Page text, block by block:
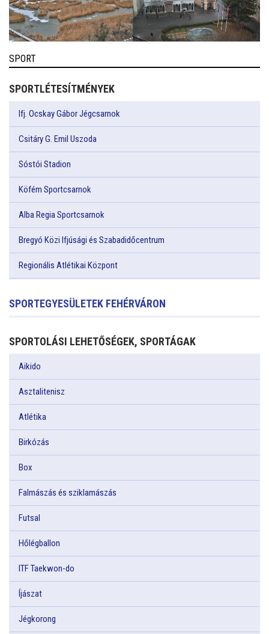
SPORT
SPORTLÉTESÍTMÉNYEK
Ifj. Ocskay Gábor Jégcsarnok
Csitáry G. Emil Uszoda
Sóstói Stadion
Köfém Sportcsarnok
Alba Regia Sportcsarnok
Bregyó Közi Ifjúsági és Szabadidőcentrum
Regionális Atlétikai Központ
SPORTEGYESÜLETEK FEHÉRVÁRON
SPORTOLÁSI LEHETŐSÉGEK, SPORTÁGAK
Aikido
Asztalitenisz
Atlétika
Birkózás
Box
Falmászás és sziklamászás
Futsal
Hőlégballon
ITF Taekwon-do
Íjászat
Jégkorong